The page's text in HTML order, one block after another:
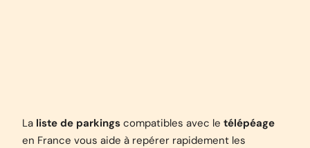
La liste de parkings compatibles avec le télépéage
en France vous aide à repérer rapidement les